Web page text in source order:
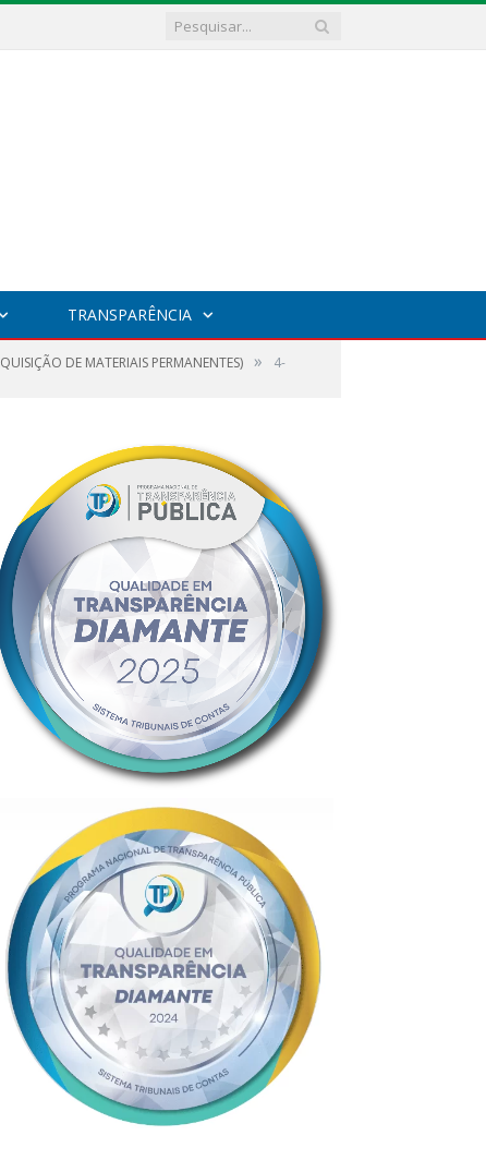
TRANSPARÊNCIA
DE MATERIAIS PERMANENTES) » 4-